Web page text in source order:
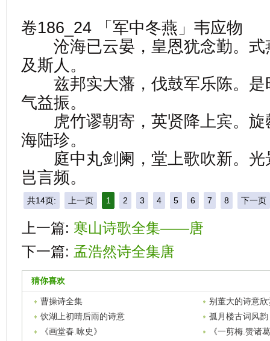
卷186_24 「军中冬燕」韦应物
沧海已云晏，皇恩犹念勤。式
及斯人。
兹邦实大藩，伐鼓军乐陈。是
气益振。
虎竹谬朝寄，英贤降上宾。旋
海陆珍。
庭中丸剑阑，堂上歌吹新。光
岂言频。
共14页: 上一页 1 2 3 4 5 6 7 8 下一页
上一篇: 寒山诗歌全集——唐
下一篇: 孟浩然诗全集唐
猜你喜欢
曹操诗全集
别董大的诗意欣
饮湖上初晴后雨的诗意
孤月楼古词风韵
《画堂春.咏史》
《一剪梅.赞诸